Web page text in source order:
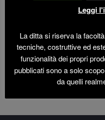
Leggi
La ditta si riserva la
tecniche, costruttive ed
funzionalità dei propri
pubblicati sono a solo
da quelli